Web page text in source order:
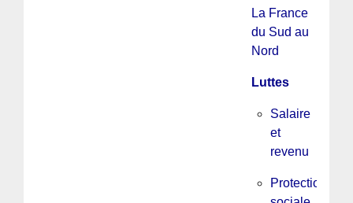
La France
du Sud au
Nord
Luttes
Salaire
et
revenu
Protection